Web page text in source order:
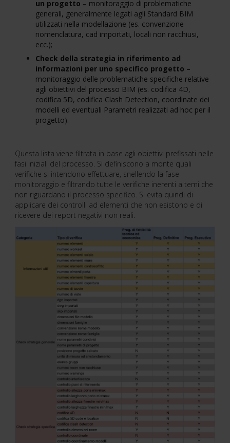
un progetto – monitoraggio di problematiche
generali, generalmente legati agli Standard BIM
utilizzati nella modellazione (es. convenzione
nomenclatura, cad importati, locali non racchiusi,
ecc.);
Check della strategia in riferimento ad
informazioni per uno specifico progetto –
monitoraggio delle problematiche specifiche relative
agli obiettivi del processo BIM (es. codifica 4D,
codifica 5D, codifica Clash Detection, coordinate dei
modelli ed eventuali Parametri realizzati ad hoc per il
progetto).
Questa lista viene filtrata in base agli obiettivi prefissati nelle
fasi iniziali del processo. Si definiscono a monte quali
verifiche si intendono effettuare, snellendo la fase
monitoraggio e filtrando tutte le verifiche inerenti a temi che
non riguardano il processo specifico. Si evita quindi di
applicare dei controlli ad elementi che non esistono e di
ricevere dei report negativi non reali.